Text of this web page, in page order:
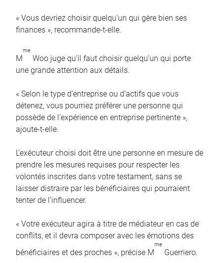
« Vous devriez choisir quelqu’un qui gère bien ses
finances », recommande-t-elle.
M
me
Woo juge qu’il faut choisir quelqu’un qui porte
une grande attention aux détails.
« Selon le type d’entreprise ou d’actifs que vous
détenez, vous pourriez préférer une personne qui
possède de l’expérience en entreprise pertinente »,
ajoute-t-elle.
L’exécuteur choisi doit être une personne en mesure de
prendre les mesures requises pour respecter les
volontés inscrites dans votre testament, sans se
laisser distraire par les bénéficiaires qui pourraient
tenter de l’influencer.
« Votre exécuteur agira à titre de médiateur en cas de
conflits, et il devra composer avec les émotions des
bénéficiaires et des proches », précise M
me
Guerriero.